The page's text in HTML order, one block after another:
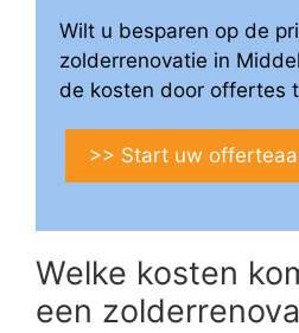
Wilt u besparen op de
zolderrenovatie in
de kosten door offertes
>> Start uw
Welke kosten
een